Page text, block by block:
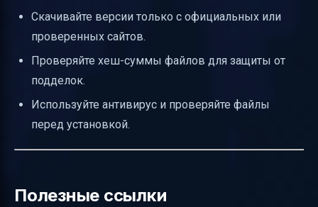
Скачивайте версии только с официальных или
проверенных сайтов.
Проверяйте хеш-суммы файлов для защиты от
подделок.
Используйте антивирус и проверяйте файлы
перед установкой.
Полезные ссылки